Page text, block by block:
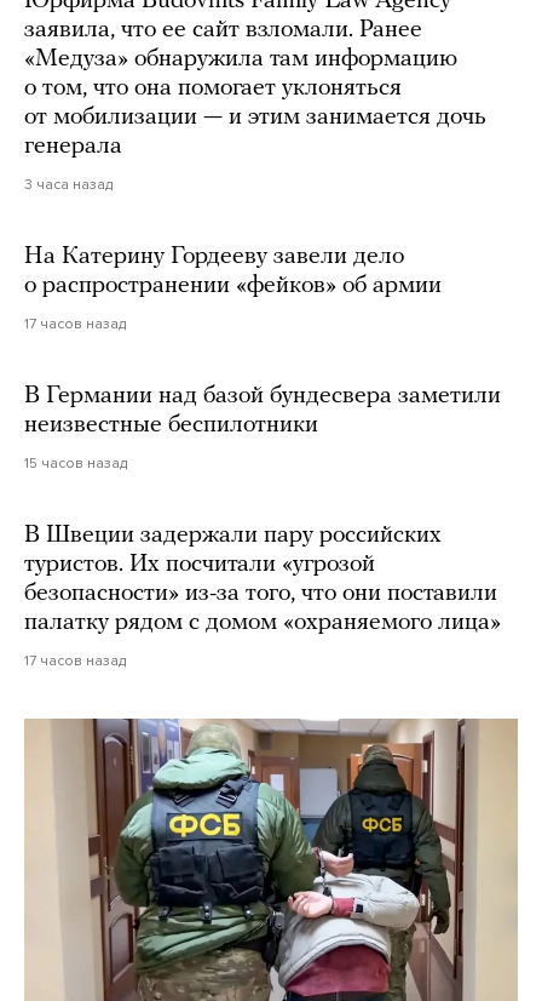
заявила, что ее сайт взломали. Ранее
«Медуза» обнаружила там информацию
о том, что она помогает уклоняться
от мобилизации — и этим занимается дочь
генерала
3 часа назад
На Катерину Гордееву завели дело
о распространении «фейков» об армии
17 часов назад
В Германии над базой бундесвера заметили
неизвестные беспилотники
15 часов назад
В Швеции задержали пару российских
туристов. Их посчитали «угрозой
безопасности» из-за того, что они поставили
палатку рядом с домом «охраняемого лица»
17 часов назад